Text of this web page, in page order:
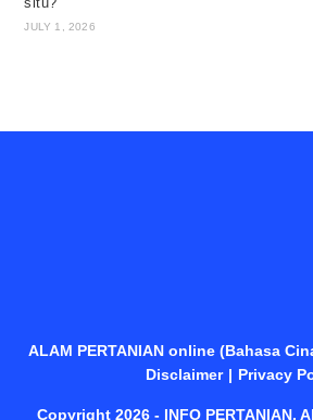
JULY 1, 2026
ALAM PERTANIAN online (Bahasa
Disclaimer
Privacy
Copyright 2026 - INFO PERTANIAN.